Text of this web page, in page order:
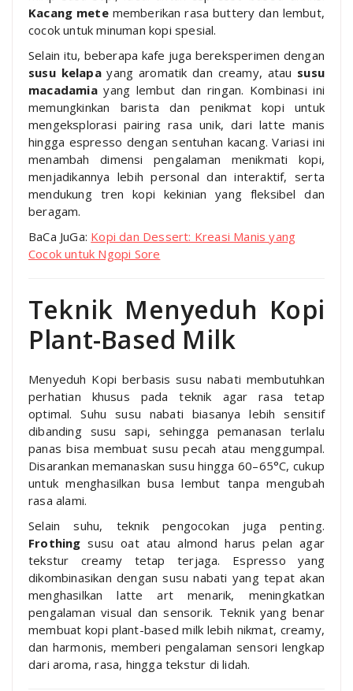
Kacang metememberikan rasa buttery dan lembut,
cocok untuk minuman kopi spesial.
Selain itu, beberapa kafe juga bereksperimen dengan
susu kelapayang aromatik dan creamy, atau susu
macadamiayang lembut dan ringan. Kombinasi ini
memungkinkan barista dan penikmat kopi untuk
mengeksplorasi pairing rasa unik, dari latte manis
hingga espresso dengan sentuhan kacang. Variasi ini
menambah dimensi pengalaman menikmati kopi,
menjadikannya lebih personal dan interaktif, serta
mendukung tren kopi kekinian yang fleksibel dan
beragam.
BaCa JuGa: Kopi dan Dessert: Kreasi Manis yang
Cocok untuk Ngopi Sore
Teknik Menyeduh Kopi
Plant-Based Milk
Menyeduh Kopi berbasis susu nabati membutuhkan
perhatian khusus pada teknik agar rasa tetap
optimal. Suhu susu nabati biasanya lebih sensitif
dibanding susu sapi, sehingga pemanasan terlalu
panas bisa membuat susu pecah atau menggumpal.
Disarankan memanaskan susu hingga 60–65°C, cukup
untuk menghasilkan busa lembut tanpa mengubah
rasa alami.
Selain suhu, teknik pengocokan juga penting.
Frothing susu oat atau almond harus pelan agar
tekstur creamy tetap terjaga. Espresso yang
dikombinasikan dengan susu nabati yang tepat akan
menghasilkan latte art menarik, meningkatkan
pengalaman visual dan sensorik. Teknik yang benar
membuat kopi plant-based milk lebih nikmat, creamy,
dan harmonis, memberi pengalaman sensori lengkap
dari aroma, rasa, hingga tekstur di lidah.